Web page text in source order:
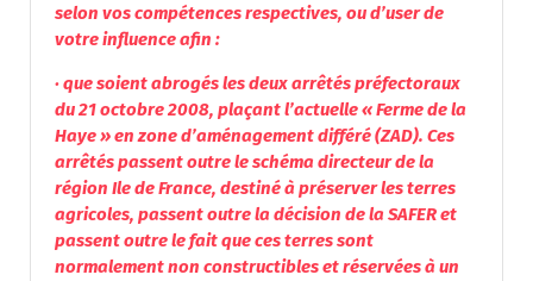
selon vos compétences respectives, ou d’user de
votre influence afin :
· que soient abrogés les deux arrêtés préfectoraux
du 21 octobre 2008, plaçant l’actuelle « Ferme de la
Haye » en zone d’aménagement différé (ZAD). Ces
arrêtés passent outre le schéma directeur de la
région Ile de France, destiné à préserver les terres
agricoles, passent outre la décision de la SAFER et
passent outre le fait que ces terres sont
normalement non constructibles et réservées à un